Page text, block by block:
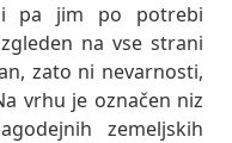
pa jim po potrebi
na vse strani
zato ni nevarnosti,
vrhu je označen niz
zemeljskih